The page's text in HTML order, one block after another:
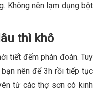
Không nên lạm dụng bột
thì khô
tiết đếm phán đoán. Tuy
nên để 3h rồi tiếp tục
từ các thợ sơn có kinh